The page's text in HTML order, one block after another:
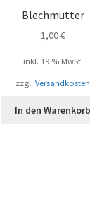
Blechmutter
1,00€
inkl. 19 % MwSt.
zzgl.Versandkosten
In den Warenkorb